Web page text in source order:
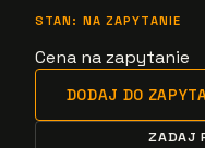
STAN: NA ZAPYTANIE
Cena na zapytanie
DODAJ DO
ZADAJ